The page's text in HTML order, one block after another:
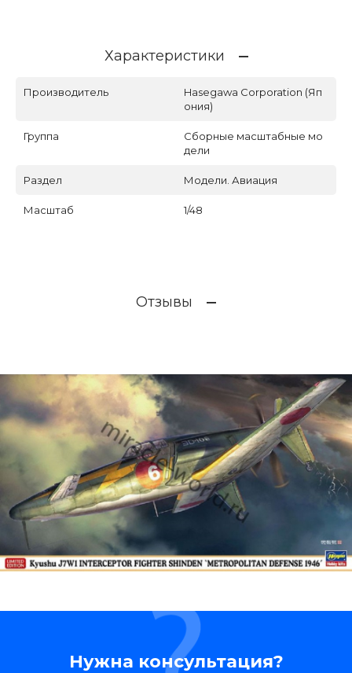
Характеристики
Производитель
Hasegawa Corporation (Яп
ония)
Группа
Сборные масштабные мо
дели
Раздел Модели. Авиация
Масштаб 1/48
Отзывы
Нужна консультация?